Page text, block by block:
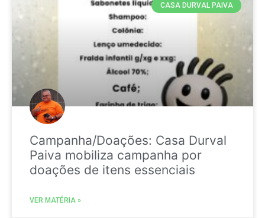
CASA DURVAL PAIVA
Campanha/Doações: Casa Durval
Paiva mobiliza campanha por
doações de itens essenciais
VER MATÉRIA »